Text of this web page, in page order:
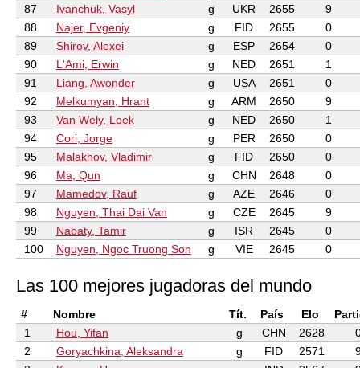
87
Ivanchuk, Vasyl g UKR 2655
9
88
Najer, Evgeniy g FID 2655
0
89
Shirov, Alexei g ESP 2654
0
90
L'Ami, Erwin g NED 2651
1
91
Liang, Awonder g USA 2651
0
92
Melkumyan, Hrant g ARM 2650
9
93
Van Wely, Loek g NED 2650
1
94
Cori, Jorge g PER 2650
0
95
Malakhov, Vladimir g FID 2650
0
96
Ma, Qun g CHN 2648
0
97
Mamedov, Rauf g AZE 2646
0
98
Nguyen, Thai Dai Van g CZE 2645
9
99
Nabaty, Tamir g ISR 2645
0
100
Nguyen, Ngoc Truong Son g VIE 2645 0
Las 100 mejores jugadoras del mundo
# Nombre Tít. País Elo
1
Hou, Yifan g CHN 2628
2
Goryachkina, Aleksandra g FID 2571